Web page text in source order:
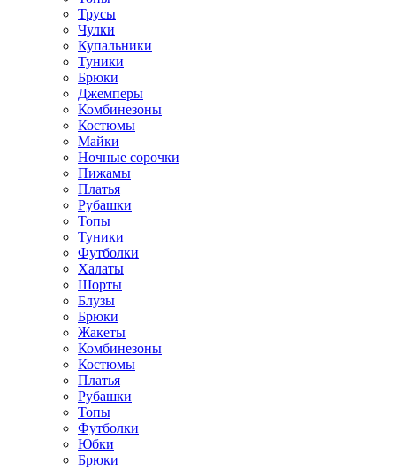
Трусы
Чулки
Купальники
Туники
Брюки
Джемперы
Комбинезоны
Костюмы
Майки
Ночные сорочки
Пижамы
Платья
Рубашки
Топы
Туники
Футболки
Халаты
Шорты
Блузы
Брюки
Жакеты
Комбинезоны
Костюмы
Платья
Рубашки
Топы
Футболки
Юбки
Брюки